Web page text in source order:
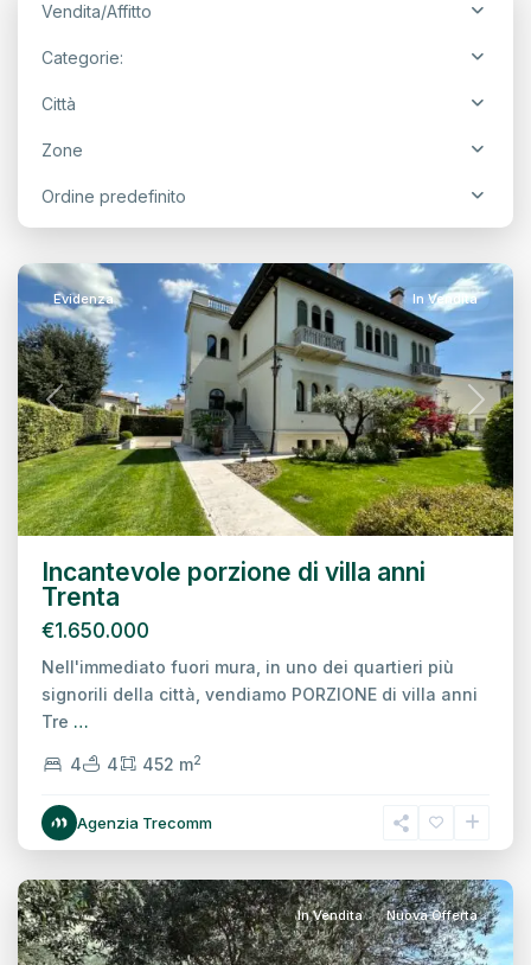
Vendita/Affitto
Categorie:
Città
Zone
Ordine predefinito
Intorno
Previous Next
Evidenza In Vendita
Incantevole porzione di villa anni
Trenta
€1.650.000
Nell'immediato fuori mura, in uno dei quartieri più
signorili della città, vendiamo PORZIONE di villa anni
Tre …
4 4 452 m2
Agenzia Trecomm
Intorno
Mura,
In Vendita Nuova Offerta